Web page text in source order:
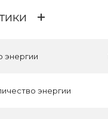
энергии
энергии